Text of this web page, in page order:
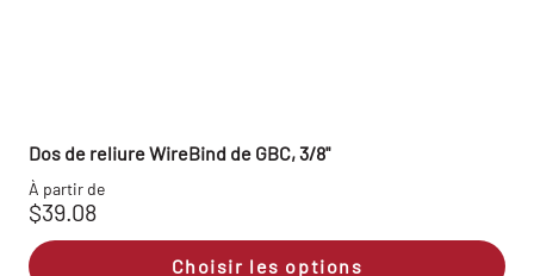
Dos de reliure WireBind de GBC, 3/8"
À partir de
$39.08
Choisir les options